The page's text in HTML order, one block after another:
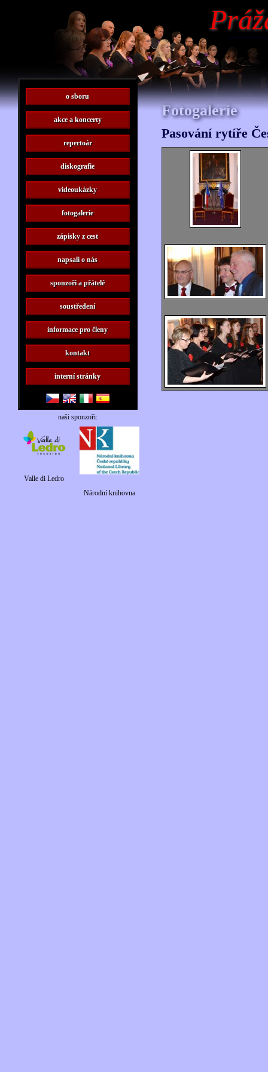
Fotogalerie
Pasování rytíře
o sboru
akce a koncerty
repertoár
diskografie
videoukázky
fotogalerie
zápisky z cest
napsali o nás
sponzoři a přátelé
soustředení
informace pro členy
kontakt
interní stránky
naši sponzoři:
Valle di Ledro
Národní knihovna